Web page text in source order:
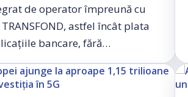
de operator împreună cu
astfel încât plata
bancare, fără…